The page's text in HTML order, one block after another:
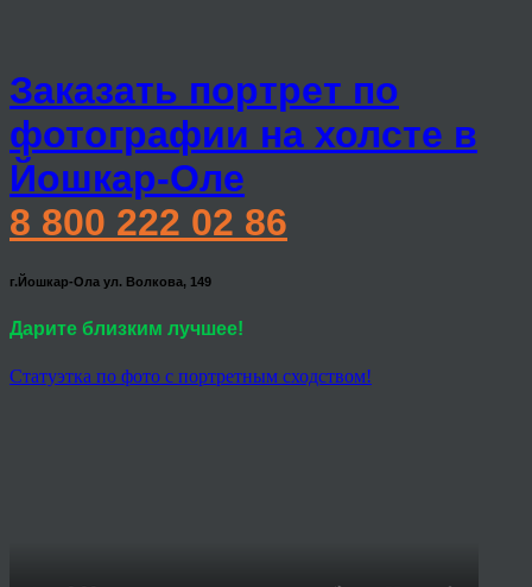
Заказать портрет по
фотографии на холсте в
Йошкар-Оле
8 800 222 02 86
г.Йошкар-Ола ул. Волкова, 149
Дарите близким лучшее!
Статуэтка по фото с портретным сходством!